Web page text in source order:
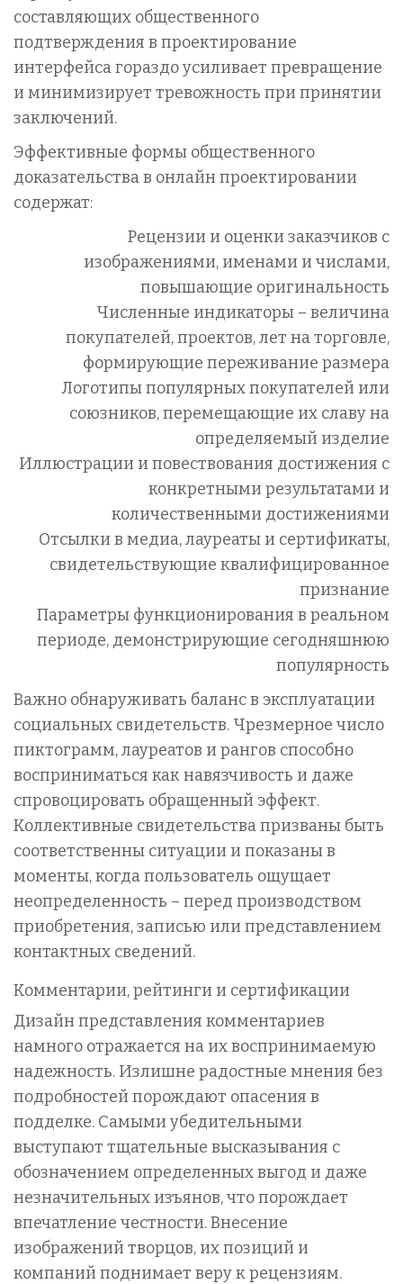
составляющих общественного
подтверждения в проектирование
интерфейса гораздо усиливает превращение
и минимизирует тревожность при принятии
заключений.
Эффективные формы общественного
доказательства в онлайн проектировании
содержат:
Рецензии и оценки заказчиков с
изображениями, именами и числами,
повышающие оригинальность
Численные индикаторы – величина
покупателей, проектов, лет на торговле,
формирующие переживание размера
Логотипы популярных покупателей или
союзников, перемещающие их славу на
определяемый изделие
Иллюстрации и повествования достижения с
конкретными результатами и
количественными достижениями
Отсылки в медиа, лауреаты и сертификаты,
свидетельствующие квалифицированное
признание
Параметры функционирования в реальном
периоде, демонстрирующие сегодняшнюю
популярность
Важно обнаруживать баланс в эксплуатации
социальных свидетельств. Чрезмерное число
пиктограмм, лауреатов и рангов способно
восприниматься как навязчивость и даже
спровоцировать обращенный эффект.
Коллективные свидетельства призваны быть
соответственны ситуации и показаны в
моменты, когда пользователь ощущает
неопределенность – перед производством
приобретения, записью или представлением
контактных сведений.
Комментарии, рейтинги и сертификации
Дизайн представления комментариев
намного отражается на их воспринимаемую
надежность. Излишне радостные мнения без
подробностей порождают опасения в
подделке. Самыми убедительными
выступают тщательные высказывания с
обозначением определенных выгод и даже
незначительных изъянов, что порождает
впечатление честности. Внесение
изображений творцов, их позиций и
компаний поднимает веру к рецензиям.